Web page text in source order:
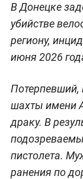
В Донецке
убийстве
региону,
июня 2026
Потерпевший,
шахты имени
драку. В
пистолета.
ранения по